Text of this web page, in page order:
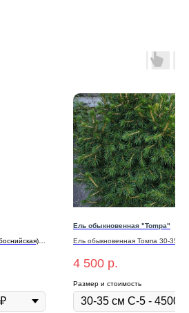
Ель обыкновенная "Tompa"
Ель обыкновенная Томпа 30-35
4 500 р.
Размер и стоимость